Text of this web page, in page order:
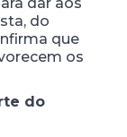
do
que
os
do